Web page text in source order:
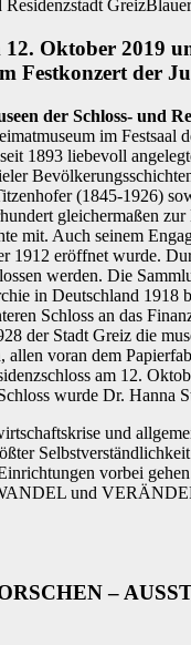
Oktober 2019
Festkonzert
der Schloss- und
im Festsaal
1893 liebevoll
(1845-1926)
gleichermaßen
mit. Auch seinem
1912 eröffnet wurde.
werden. Die
in Deutschland
Schloss an das
der Stadt Greiz die
voran dem
am 12.
wurde Dr. Hanna
und
vorbei
und
–